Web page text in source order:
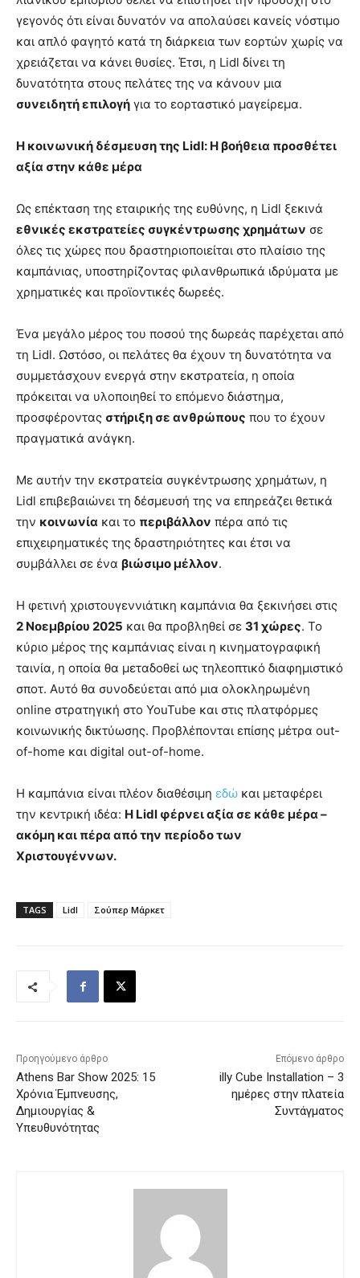
γεγονός ότι είναι δυνατόν να απολαύσει κανείς νόστιμο
και απλό φαγητό κατά τη διάρκεια των εορτών χωρίς να
χρειάζεται να κάνει θυσίες. Έτσι, η Lidl δίνει τη
δυνατότητα στους πελάτες της να κάνουν μια
συνειδητή επιλογή για το εορταστικό μαγείρεμα.
Η κοινωνική δέσμευση της Lidl: Η βοήθεια προσθέτει
αξία στην κάθε μέρα
Ως επέκταση της εταιρικής της ευθύνης, η Lidl ξεκινά
εθνικές εκστρατείες συγκέντρωσης χρημάτων σε
όλες τις χώρες που δραστηριοποιείται στο πλαίσιο της
καμπάνιας, υποστηρίζοντας φιλανθρωπικά ιδρύματα με
χρηματικές και προϊοντικές δωρεές.
Ένα μεγάλο μέρος του ποσού της δωρεάς παρέχεται από
τη Lidl. Ωστόσο, οι πελάτες θα έχουν τη δυνατότητα να
συμμετάσχουν ενεργά στην εκστρατεία, η οποία
πρόκειται να υλοποιηθεί το επόμενο διάστημα,
προσφέροντας στήριξη σε ανθρώπους που το έχουν
πραγματικά ανάγκη.
Με αυτήν την εκστρατεία συγκέντρωσης χρημάτων, η
Lidl επιβεβαιώνει τη δέσμευσή της να επηρεάζει θετικά
την κοινωνία και το περιβάλλον πέρα από τις
επιχειρηματικές της δραστηριότητες και έτσι να
συμβάλλει σε ένα βιώσιμο μέλλον.
Η φετινή χριστουγεννιάτικη καμπάνια θα ξεκινήσει στις
2 Νοεμβρίου 2025 και θα προβληθεί σε 31 χώρες. Το
κύριο μέρος της καμπάνιας είναι η κινηματογραφική
ταινία, η οποία θα μεταδοθεί ως τηλεοπτικό διαφημιστικό
σποτ. Αυτό θα συνοδεύεται από μια ολοκληρωμένη
online στρατηγική στο YouTube και στις πλατφόρμες
κοινωνικής δικτύωσης. Προβλέπονται επίσης μέτρα out-
of-home και digital out-of-home.
Η καμπάνια είναι πλέον διαθέσιμη εδώ και μεταφέρει
την κεντρική ιδέα: Η Lidl φέρνει αξία σε κάθε μέρα –
ακόμη και πέρα από την περίοδο των
Χριστουγέννων.
TAGS Lidl Σούπερ Μάρκετ
Προηγούμενο άρθρο
Athens Bar Show 2025: 15
Χρόνια Έμπνευσης,
Δημιουργίας &
Υπευθυνότητας
Επόμενο άρθρο
illy Cube Installation – 3
ημέρες στην πλατεία
Συντάγματος